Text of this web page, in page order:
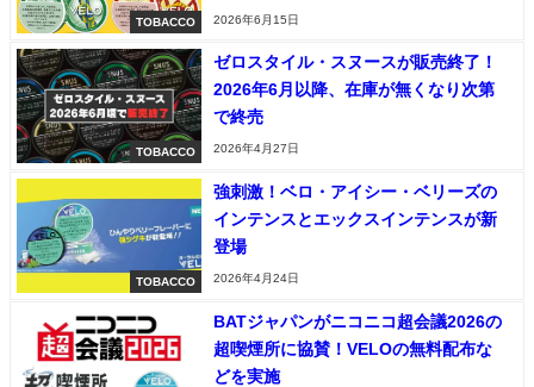
TOBACCO 2026年6月15日
TOBACCO
ゼロスタイル・スヌースが販売終了！
2026年6月以降、在庫が無くなり次第
で終売
2026年4月27日
TOBACCO
強刺激！ベロ・アイシー・ベリーズの
インテンスとエックスインテンスが新
登場
2026年4月24日
BATジャパンがニコニコ超会議2026の
超喫煙所に協賛！VELOの無料配布な
どを実施